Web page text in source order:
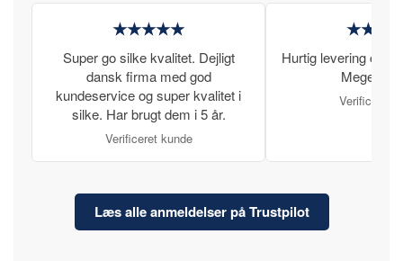
★★★★★
Super go silke kvalitet. Dejligt
dansk firma med god
kundeservice og super kvalitet i
silke. Har brugt dem i 5 år.
Verificeret kunde
Hurtig levering og
Meget
Verificeret
Læs alle anmeldelser på Trustpilot